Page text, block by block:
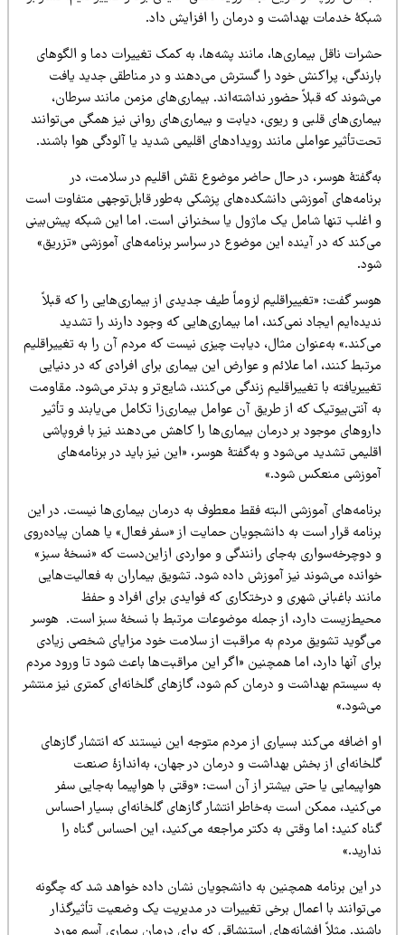
خدمات بهداشت و درمان را افزایش داد.
ناقل بیماری‌ها، مانند پشه‌ها، به کمک تغییرات دما و الگوهای
پراکنش خود را گسترش می‌دهند و در مناطقی جدید یافت
که قبلاً حضور نداشته‌اند. بیماری‌های مزمن مانند سرطان،
قلبی و ریوی، دیابت و بیماری‌های روانی نیز همگی می‌توانند
عواملی مانند رویدادهای اقلیمی شدید یا آلودگی هوا باشند.
هوسر، در حال حاضر موضوع نقش اقلیم در سلامت، در
آموزشی دانشکده‌های پزشکی به‌طور قابل‌توجهی متفاوت است
اغلب تنها شامل یک ماژول یا سخنرانی است. اما این شبکه پیش‌بینی
که در آینده این موضوع در سراسر برنامه‌های آموزشی «تزریق»
گفت: «تغییراقلیم لزوماً طیف جدیدی از بیماری‌هایی را که قبلاً
ایجاد نمی‌کند، اما بیماری‌هایی که وجود دارند را تشدید
به‌عنوان مثال، دیابت چیزی نیست که مردم آن را به تغییراقلیم
کنند، اما علائم و عوارض این بیماری برای افرادی که در دنیایی
با تغییراقلیم زندگی می‌کنند، شایع‌تر و بدتر می‌شود. مقاومت
آنتی‌بیوتیک که از طریق آن عوامل بیماری‌زا تکامل می‌یابند و تأثیر
موجود بر درمان بیماری‌ها را کاهش می‌دهند نیز با فروپاشی
تشدید می‌شود و به‌گفتهٔ هوسر، «این نیز باید در برنامه‌های
منعکس شود.»
آموزشی البته فقط معطوف به درمان بیماری‌ها نیست. در این
قرار است به دانشجویان حمایت از «سفر فعال» یا همان پیاده‌روی
دوچرخه‌سواری به‌جای رانندگی و مواردی ازاین‌دست که «نسخهٔ سبز»
می‌شوند نیز آموزش داده شود. تشویق بیماران به فعالیت‌هایی
باغبانی شهری و درختکاری که فوایدی برای افراد و حفظ
دارد، از جمله موضوعات مرتبط با نسخهٔ سبز است. هوسر
تشویق مردم به مراقبت از سلامت خود مزایای شخصی زیادی
آنها دارد، اما همچنین «اگر این مراقبت‌ها باعث شود تا ورود مردم
سیستم بهداشت و درمان کم شود، گازهای گلخانه‌ای کمتری نیز منتشر
اضافه می‌کند بسیاری از مردم متوجه این نیستند که انتشار گازهای
از بخش بهداشت و درمان در جهان، به‌اندازهٔ صنعت
یا حتی بیشتر از آن است: «وقتی با هواپیما به‌جایی سفر
ممکن است به‌خاطر انتشار گازهای گلخانه‌ای بسیار احساس
کنید؛ اما وقتی به دکتر مراجعه می‌کنید، این احساس گناه را
این برنامه همچنین به دانشجویان نشان‌ داده خواهد شد که چگونه
با اعمال برخی تغییرات در مدیریت یک وضعیت تأثیرگذار